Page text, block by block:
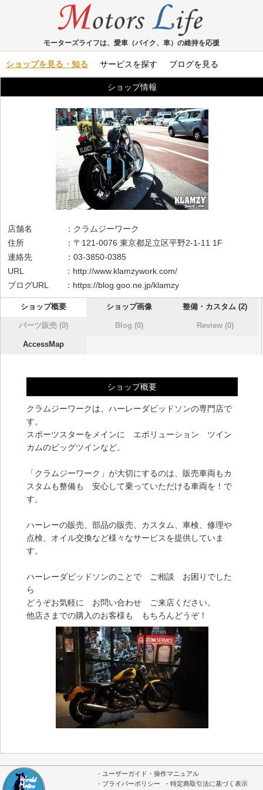
モーターズライフは、愛車（バイク、車）の維持を応援
ショップを見る・知る サービスを探す ブログを見る
ショップ情報
店舗名 ：クラムジーワーク
住所 ：〒121-0076 東京都足立区平野2-1-11 1F
連絡先 ：03-3850-0385
URL ： http://www.klamzywork.com/
ブログURL ： https://blog.goo.ne.jp/klamzy
ショップ概要 ショップ画像 整備・カスタム (2)
パーツ販売 (0) Blog (0) Review (0)
AccessMap
ショップ概要
クラムジーワークは、ハーレーダビッドソンの専門店で
す。
スポーツスターをメインに エボリューション ツイン
カムのビッグツインなど。
「クラムジーワーク」が大切にするのは、販売車両もカ
スタムも整備も 安心して乗っていただける車両を！で
す。
ハーレーの販売、部品の販売、カスタム、車検、修理や
点検、オイル交換など様々なサービスを提供していま
す。
ハーレーダビッドソンのことで ご相談 お困りでした
ら
どうぞお気軽に お問い合わせ ご来店ください。
他店さまでの購入のお客様も もちろんどうぞ！
ユーザーガイド・操作マニュアル
プライバーポリシー
特定商取引法に基づく表示